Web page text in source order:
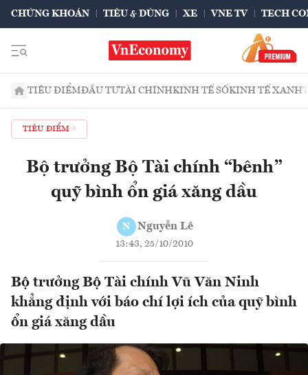
CHỨNG KHOÁN TIÊU & DÙNG XE VNE TV TECH
TIÊU ĐIỂMĐẦU TƯTÀI CHÍNHKINH TẾ SỐKINH TẾ XANH
TIÊU ĐIỂM
Bộ trưởng Bộ Tài chính “bênh”
quỹ bình ổn giá xăng dầu
N Nguyễn Lê
13:43, 25/10/2010
Bộ trưởng Bộ Tài chính Vũ Văn Ninh
khẳng định với báo chí lợi ích của quỹ bình
ổn giá xăng dầu